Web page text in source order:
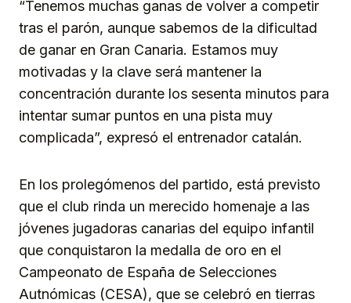
“Tenemos muchas ganas de volver a competir
tras el parón, aunque sabemos de la dificultad
de ganar en Gran Canaria. Estamos muy
motivadas y la clave será mantener la
concentración durante los sesenta minutos para
intentar sumar puntos en una pista muy
complicada”, expresó el entrenador catalán.
En los prolegómenos del partido, está previsto
que el club rinda un merecido homenaje a las
jóvenes jugadoras canarias del equipo infantil
que conquistaron la medalla de oro en el
Campeonato de España de Selecciones
Autnómicas (CESA), que se celebró en tierras